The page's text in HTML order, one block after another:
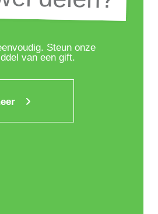
Steun onze
van een gift.